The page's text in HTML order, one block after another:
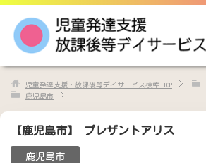
児童発達支援・放課後等デイサービス検索 TOP
鹿児島市
【鹿児島市】 プレザントアリス
鹿児島市